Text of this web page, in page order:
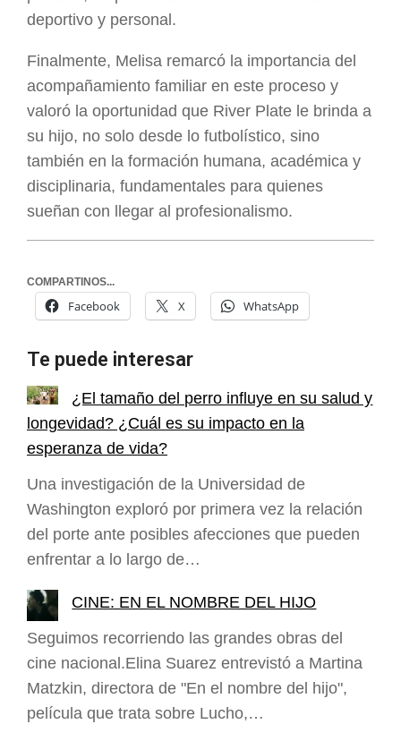
deportivo y personal.
Finalmente, Melisa remarcó la importancia del
acompañamiento familiar en este proceso y
valoró la oportunidad que River Plate le brinda a
su hijo, no solo desde lo futbolístico, sino
también en la formación humana, académica y
disciplinaria, fundamentales para quienes
sueñan con llegar al profesionalismo.
COMPARTINOS...
Facebook X WhatsApp
Te puede interesar
¿El tamaño del perro influye en su salud y
longevidad? ¿Cuál es su impacto en la
esperanza de vida?
Una investigación de la Universidad de
Washington exploró por primera vez la relación
del porte ante posibles afecciones que pueden
enfrentar a lo largo de…
CINE: EN EL NOMBRE DEL HIJO
Seguimos recorriendo las grandes obras del
cine nacional.Elina Suarez entrevistó a Martina
Matzkin, directora de "En el nombre del hijo",
película que trata sobre Lucho,…